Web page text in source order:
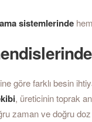
sistemlerinde
göre farklı besin
, üreticinin toprak
zaman ve doğru